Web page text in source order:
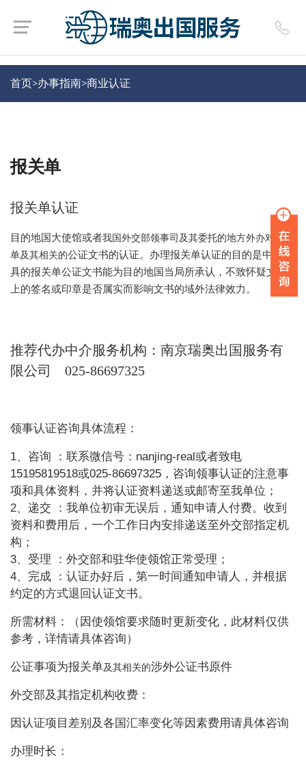
首页>办事指南>商业认证
报关单
报关单认证
目的地国大使馆或者我国外交部领事司及其委托的地方外办对报关
单及其相关的公证文书的认证。办理报关单认证的目的是中国出
具的报关单公证文书能为目的地国当局所承认，不致怀疑文件
上的签名或印章是否属实而影响文书的域外法律效力。
推荐代办中介服务机构：南京瑞奥出国服务有
限公司
025-86697325
领事认证咨询具体流程：
1、咨询
：联系微信号：nanjing-real或者致电
15195819518或025-86697325，咨询领事认证的注意事
项和具体资料，并将认证资料递送或邮寄至我单位；
2、递交
：我单位初审无误后，通知申请人付费。收到
资料和费用后，一个工作日内安排递送至外交部指定机
构；
3、受理
：外交部和驻华使领馆正常受理；
4、完成
：认证办好后，第一时间通知申请人，并根据
约定的方式退回认证文书。
所需材料：（因使领馆要求随时更新变化，此材料仅供
参考，详情请具体咨询）
公证事项为报关单及其相关的涉外公证书原件
外交部及其指定机构收费：
因认证项目差别及各国汇率变化等因素费用请具体咨询
办理时长：